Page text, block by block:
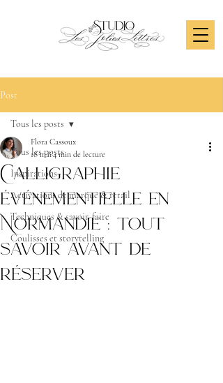
Post
Tous les posts
Inspirations
Activations de marque & retail
Techniques & savoir-faire
Coulisses et storytelling
Tous les posts
Calligraphie
événementielle en
Normandie : tout
savoir avant de
réserver
Flora Cassoux
18 mai4 min de lecture